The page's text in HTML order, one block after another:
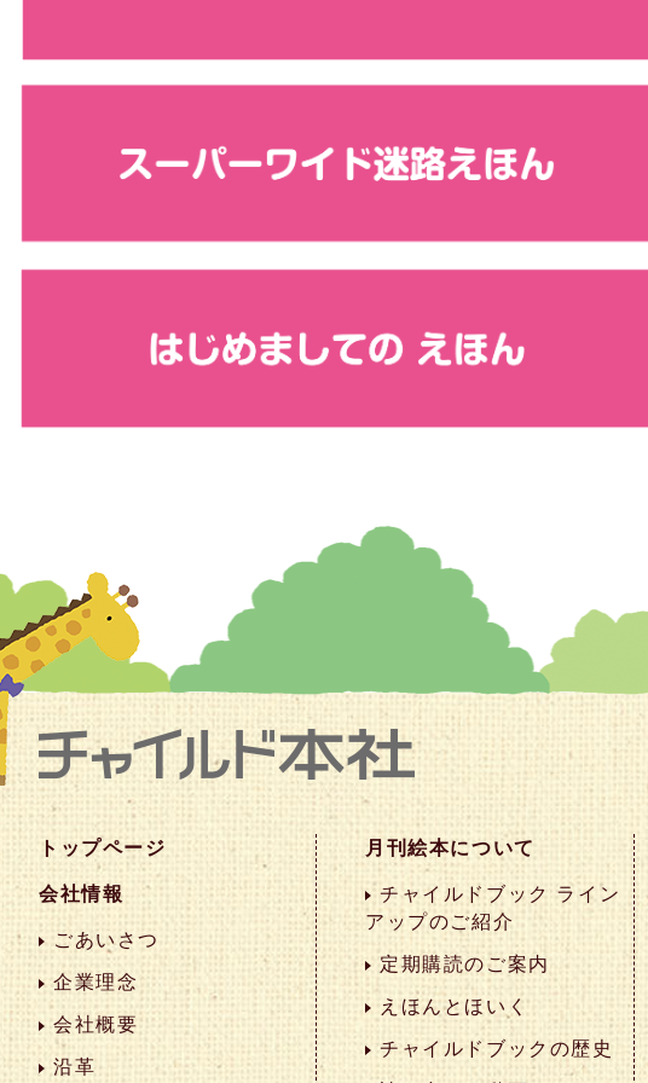
トップページ
会社情報
ごあいさつ
企業理念
会社概要
沿革
月刊絵本について
チャイルドブック ライン
アップのご紹介
定期購読のご案内
えほんとほいく
チャイルドブックの歴史